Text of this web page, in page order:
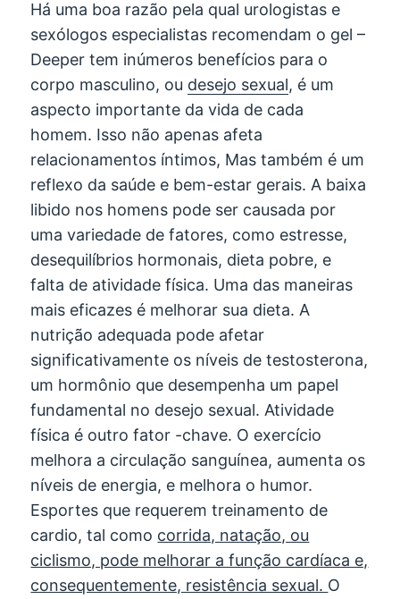
Há uma boa razão pela qual urologistas e
sexólogos especialistas recomendam o gel –
Deeper tem inúmeros benefícios para o
corpo masculino, ou desejo sexual, é um
aspecto importante da vida de cada
homem. Isso não apenas afeta
relacionamentos íntimos, Mas também é um
reflexo da saúde e bem-estar gerais. A baixa
libido nos homens pode ser causada por
uma variedade de fatores, como estresse,
desequilíbrios hormonais, dieta pobre, e
falta de atividade física. Uma das maneiras
mais eficazes é melhorar sua dieta. A
nutrição adequada pode afetar
significativamente os níveis de testosterona,
um hormônio que desempenha um papel
fundamental no desejo sexual. Atividade
física é outro fator -chave. O exercício
melhora a circulação sanguínea, aumenta os
níveis de energia, e melhora o humor.
Esportes que requerem treinamento de
cardio, tal como corrida, natação, ou
ciclismo, pode melhorar a função cardíaca e,
consequentemente, resistência sexual. O